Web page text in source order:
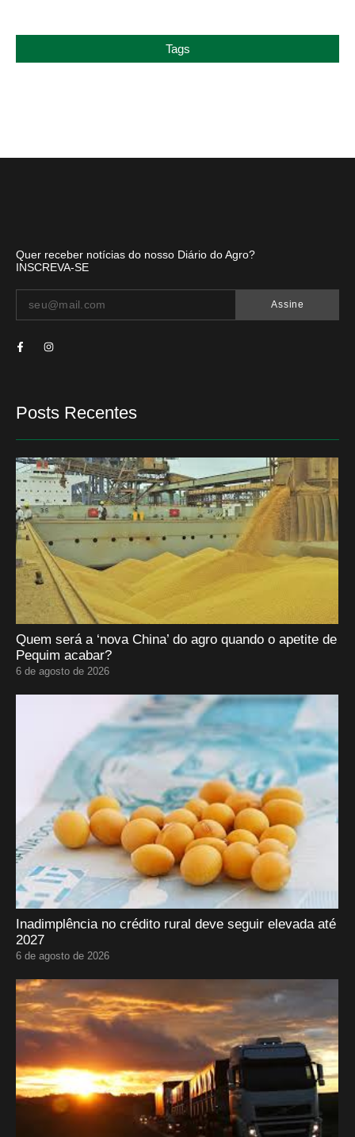
Tags
Quer receber notícias do nosso Diário do Agro?
INSCREVA-SE
Assine
Posts Recentes
Quem será a ‘nova China’ do agro quando o apetite de
Pequim acabar?
6 de agosto de 2026
Inadimplência no crédito rural deve seguir elevada até
2027
6 de agosto de 2026